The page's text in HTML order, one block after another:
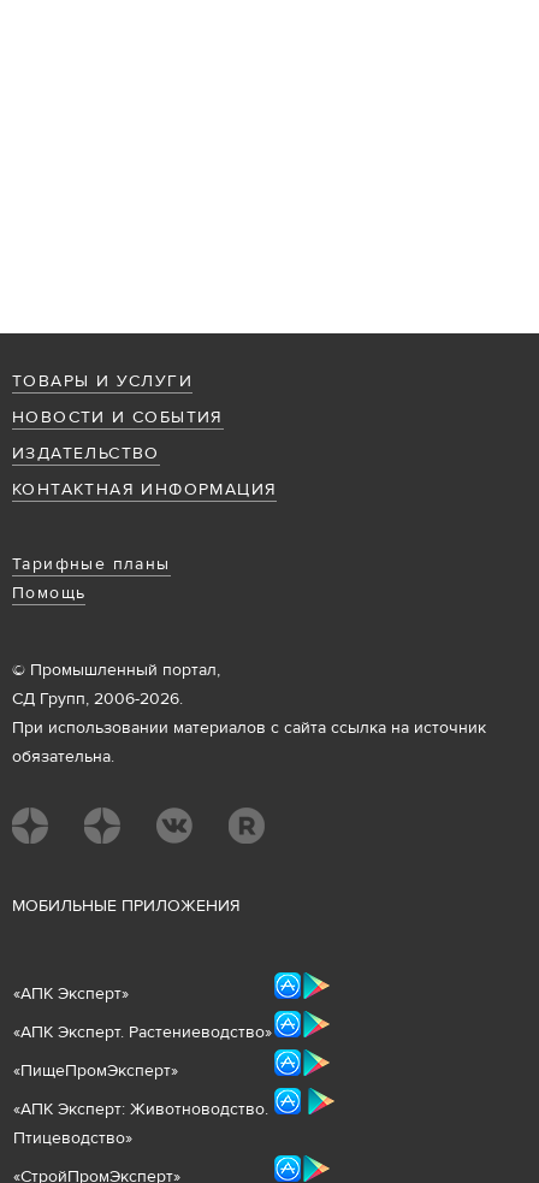
ТОВАРЫ И УСЛУГИ
НОВОСТИ И СОБЫТИЯ
ИЗДАТЕЛЬСТВО
КОНТАКТНАЯ ИНФОРМАЦИЯ
Тарифные планы
Помощь
© Промышленный портал,
СД Групп, 2006-2026.
При использовании материалов с сайта ссылка на источник
обязательна.
МОБИЛЬНЫЕ ПРИЛОЖЕНИЯ
«АПК Эксперт»
«АПК Эксперт. Растениеводство»
«ПищеПромЭксперт»
«АПК Эксперт: Животноводство.
Птицеводство»
«СтройПромЭксперт»